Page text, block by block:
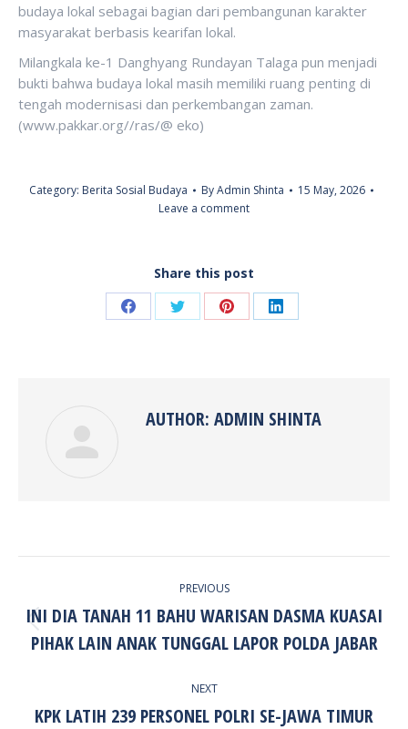
budaya lokal sebagai bagian dari pembangunan karakter
masyarakat berbasis kearifan lokal.
Milangkala ke-1 Danghyang Rundayan Talaga pun menjadi
bukti bahwa budaya lokal masih memiliki ruang penting di
tengah modernisasi dan perkembangan zaman.
(www.pakkar.org//ras/@ eko)
Category: Berita Sosial Budaya ByAdmin Shinta
15 May, 2026
Leave a comment
Share this post
Share Share Share Share
AUTHOR: ADMIN SHINTA
PREVIOUS
Previous
post:
INI DIA TANAH 11 BAHU WARISAN DASMA KUASAI
PIHAK LAIN ANAK TUNGGAL LAPOR POLDA JABAR
NEXT
KPK LATIH 239 PERSONEL POLRI SE-JAWA TIMUR